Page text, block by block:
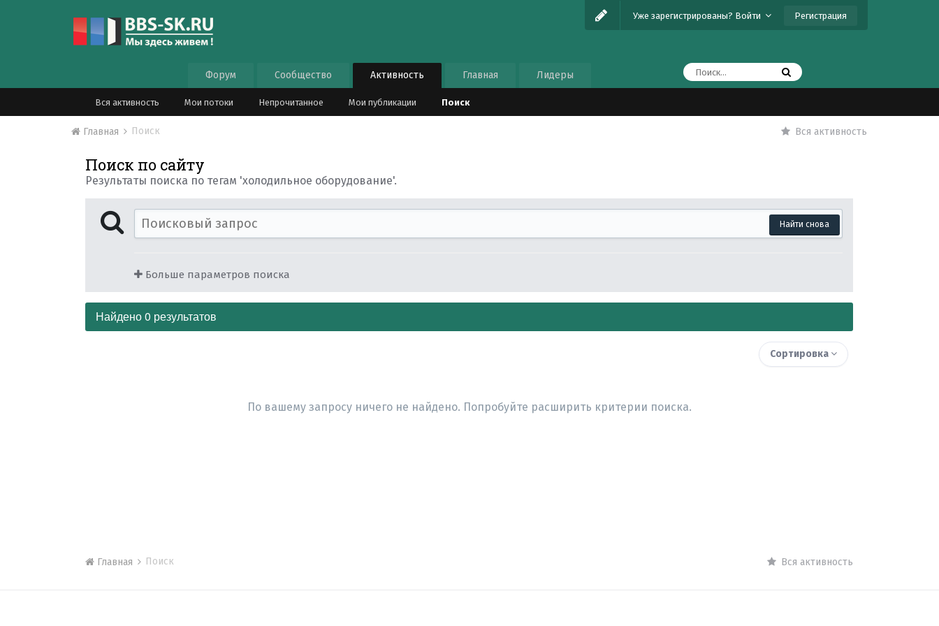
Уже зарегистрированы? Войти Регистрация
Форум Сообщество Активность
Вся активность Мои потоки Непрочитанное Мои публикации Поиск
Главная Лидеры
Вся активность
Главная Поиск
Поиск по сайту
Результаты поиска по тегам 'холодильное оборудование'.
Найти снова
Больше параметров поиска
Найдено 0 результатов
Сортировка
По вашему запросу ничего не найдено. Попробуйте расширить критерии поиска.
Вся активность
Главная Поиск